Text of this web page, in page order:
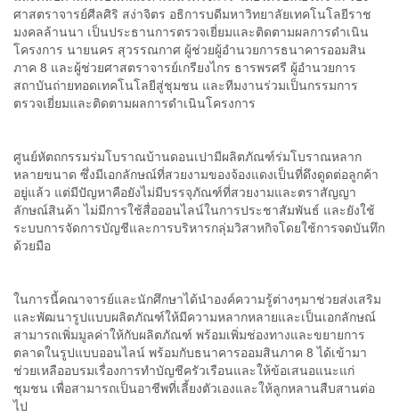
ศาสตราจารย์ศีลศิริ สง่าจิตร อธิการบดีมหาวิทยาลัยเทคโนโลยีราช
มงคลล้านนา เป็นประธานการตรวจเยี่ยมและติดตามผลการดำเนิน
โครงการ นายนคร สุวรรณกาศ ผู้ช่วยผู้อำนวยการธนาคารออมสิน
ภาค 8 และผู้ช่วยศาสตราจารย์เกรียงไกร ธารพรศรี ผู้อำนวยการ
สถาบันถ่ายทอดเทคโนโลยีสู่ชุมชน และทีมงานร่วมเป็นกรรมการ
ตรวจเยี่ยมและติดตามผลการดำเนินโครงการ
ศูนย์หัตถกรรมร่มโบราณบ้านดอนเปามีผลิตภัณฑ์ร่มโบราณหลาก
หลายขนาด ซึ่งมีเอกลักษณ์ที่สวยงามของจ้องแดงเป็นที่ดึงดูดต่อลูกค้า
อยู่แล้ว แต่มีปัญหาคือยังไม่มีบรรจุภัณฑ์ที่สวยงามและตราสัญญา
ลักษณ์สินค้า ไม่มีการใช้สื่อออนไลน์ในการประชาสัมพันธ์ และยังใช้
ระบบการจัดการบัญชีและการบริหารกลุ่มวิสาหกิจโดยใช้การจดบันทึก
ด้วยมือ
ในการนี้คณาจารย์และนักศึกษาได้นำองค์ความรู้ต่างๆมาช่วยส่งเสริม
และพัฒนารูปแบบผลิตภัณฑ์ให้มีความหลากหลายและเป็นเอกลักษณ์
สามารถเพิ่มมูลค่าให้กับผลิตภัณฑ์ พร้อมเพิ่มช่องทางและขยายการ
ตลาดในรูปแบบออนไลน์ พร้อมกับธนาคารออมสินภาค 8 ได้เข้ามา
ช่วยเหลืออบรมเรื่องการทำบัญชีครัวเรือนและให้ข้อเสนอแนะแก่
ชุมชน เพื่อสามารถเป็นอาชีพที่เลี้ยงตัวเองและให้ลูกหลานสืบสานต่อ
ไป